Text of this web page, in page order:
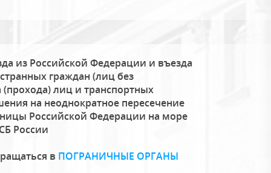
из Российской Федерации и въезда
граждан (лиц без
лиц и транспортных
на неоднократное пересечение
Российской Федерации на море
России
в ПОГРАНИЧНЫЕ ОРГАНЫ